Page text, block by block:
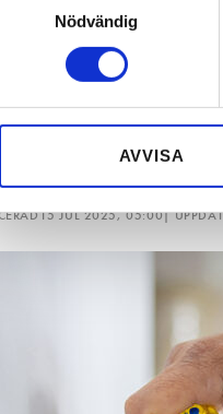
Ta reda på mer om hur dina
eller dra tillbaka ditt
sociala medier och
till de sociala medier och
Nödvändig
AVVISA
du
15 JUL 2025, 05:00|